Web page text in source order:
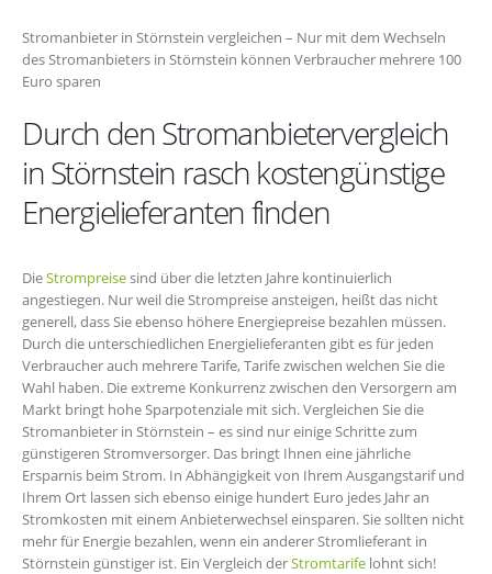
Stromanbieter in Störnstein vergleichen – Nur mit dem Wechseln
des Stromanbieters in Störnstein können Verbraucher mehrere 100
Euro sparen
Durch den Stromanbietervergleich
in Störnstein rasch kostengünstige
Energielieferanten finden
DieStrompreisesind über die letzten Jahre kontinuierlich
angestiegen. Nur weil die Strompreise ansteigen, heißt das nicht
generell, dass Sie ebenso höhere Energiepreise bezahlen müssen.
Durch die unterschiedlichen Energielieferanten gibt es für jeden
Verbraucher auch mehrere Tarife, Tarife zwischen welchen Sie die
Wahl haben. Die extreme Konkurrenz zwischen den Versorgern am
Markt bringt hohe Sparpotenziale mit sich. Vergleichen Sie die
Stromanbieter in Störnstein – es sind nur einige Schritte zum
günstigeren Stromversorger. Das bringt Ihnen eine jährliche
Ersparnis beim Strom. In Abhängigkeit von Ihrem Ausgangstarif und
Ihrem Ort lassen sich ebenso einige hundert Euro jedes Jahr an
Stromkosten mit einem Anbieterwechsel einsparen. Sie sollten nicht
mehr für Energie bezahlen, wenn ein anderer Stromlieferant in
Störnstein günstiger ist. Ein Vergleich derStromtarife lohnt sich!